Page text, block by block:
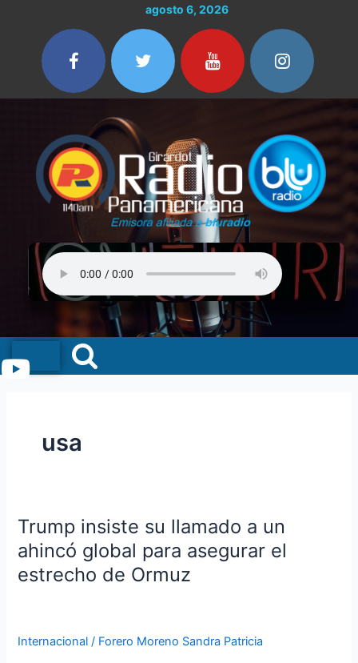
contenido
agosto 6, 2026
Menu
usa
Trump insiste su llamado a un
ahincó global para asegurar el
estrecho de Ormuz
Internacional / Forero Moreno Sandra Patricia
Trump
insiste
su
llamado
ahincó